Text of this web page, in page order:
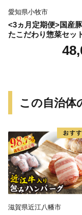
愛知県小牧市
<3ヵ月定期便>国産
たこだわり惣菜セッ
この自治体
滋賀県近江八幡市